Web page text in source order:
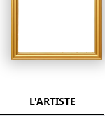
L'ARTISTE